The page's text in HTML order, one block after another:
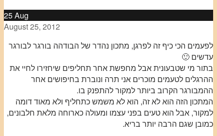
25Aug
August 25, 2012
לפעמים הכי כיף זה לפרגן, מתכון נהדר של הבודהה בורגר לבורגר
עדשים 🙂
בתור מי שטבעונית אבל מחפשת אחר תחליפים שיחזירו לחיי את
ההרגלים לטעמים מוכרים אני תרה ונוברת בחיפושים אחר
ההמבורגר הקרוב ביותר למקור להתפנק בו.
המתכון הזה הוא לא זה, הוא לא משמש כתחליף ולא מאוד דומה
למקור, אבל הוא טעים בפני עצמו ומעולה כארוחה מלאת חלבונים,
כמובן שגם הרבה יותר בריא.